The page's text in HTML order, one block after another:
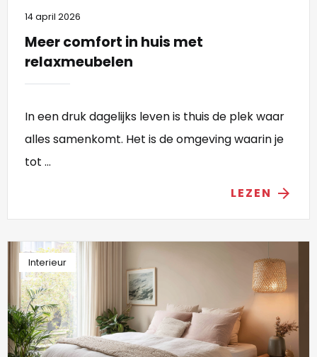
14 april 2026
Meer comfort in huis met
relaxmeubelen
In een druk dagelijks leven is thuis de plek waar
alles samenkomt. Het is de omgeving waarin je
tot ...
LEZEN arrow_forward
Interieur